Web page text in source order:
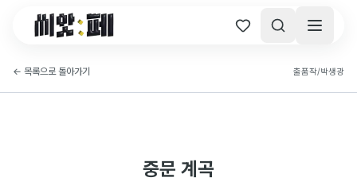
씨앗페 온라인 홈
← 목록으로 돌아가기 출품작/박생광
중문 계곡